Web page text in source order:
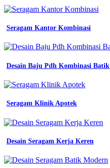
pria
atasan
putih
panjang
dinas
asn
pns
pdl
jual
kerja
eco
Seragam Kantor Kombinasi
Desain Baju Pdh Kombinasi Batik
Seragam Klinik Apotek
Desain Seragam Kerja Keren